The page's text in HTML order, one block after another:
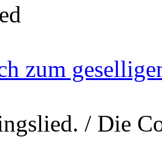
zum
/ Die